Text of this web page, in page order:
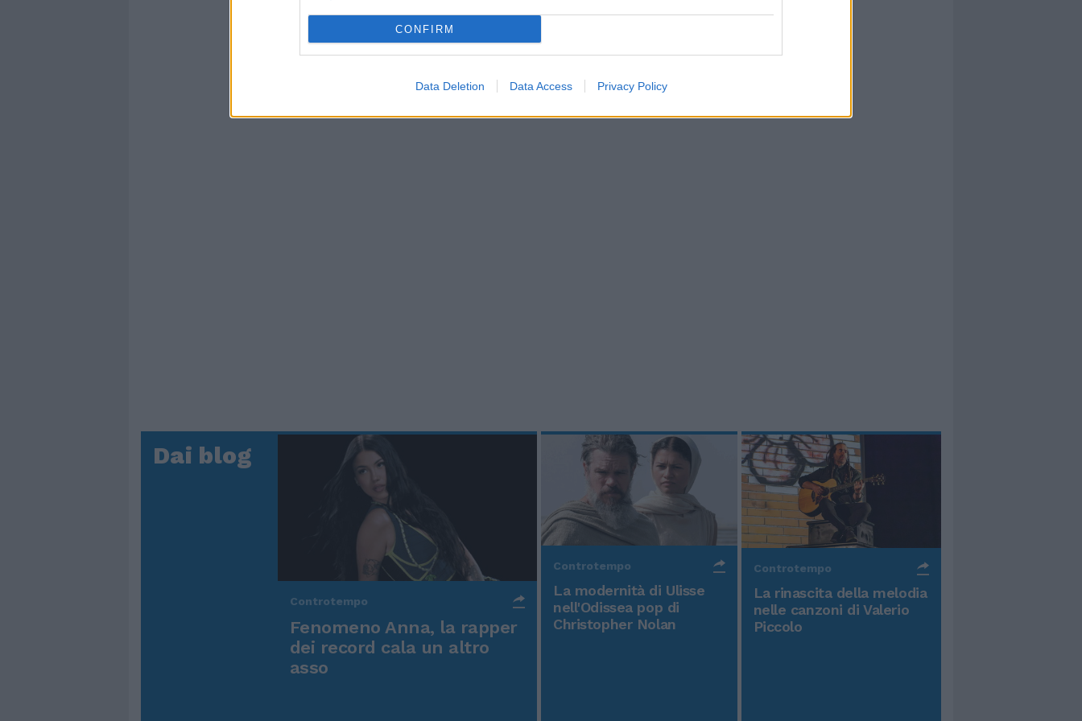
CONFIRM
Data Deletion Data Access Privacy Policy
Dai blog
Controtempo
Fenomeno Anna, la rapper
dei record cala un altro
asso
Controtempo
La modernità di Ulisse
nell'Odissea pop di
Christopher Nolan
Controtempo
La rinascita della melodia
nelle canzoni di Valerio
Piccolo